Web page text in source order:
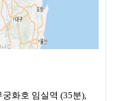
화호 임실역 (35분),